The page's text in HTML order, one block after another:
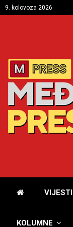
9. kolovoza 2026
VIJESTI
KOLUMNE